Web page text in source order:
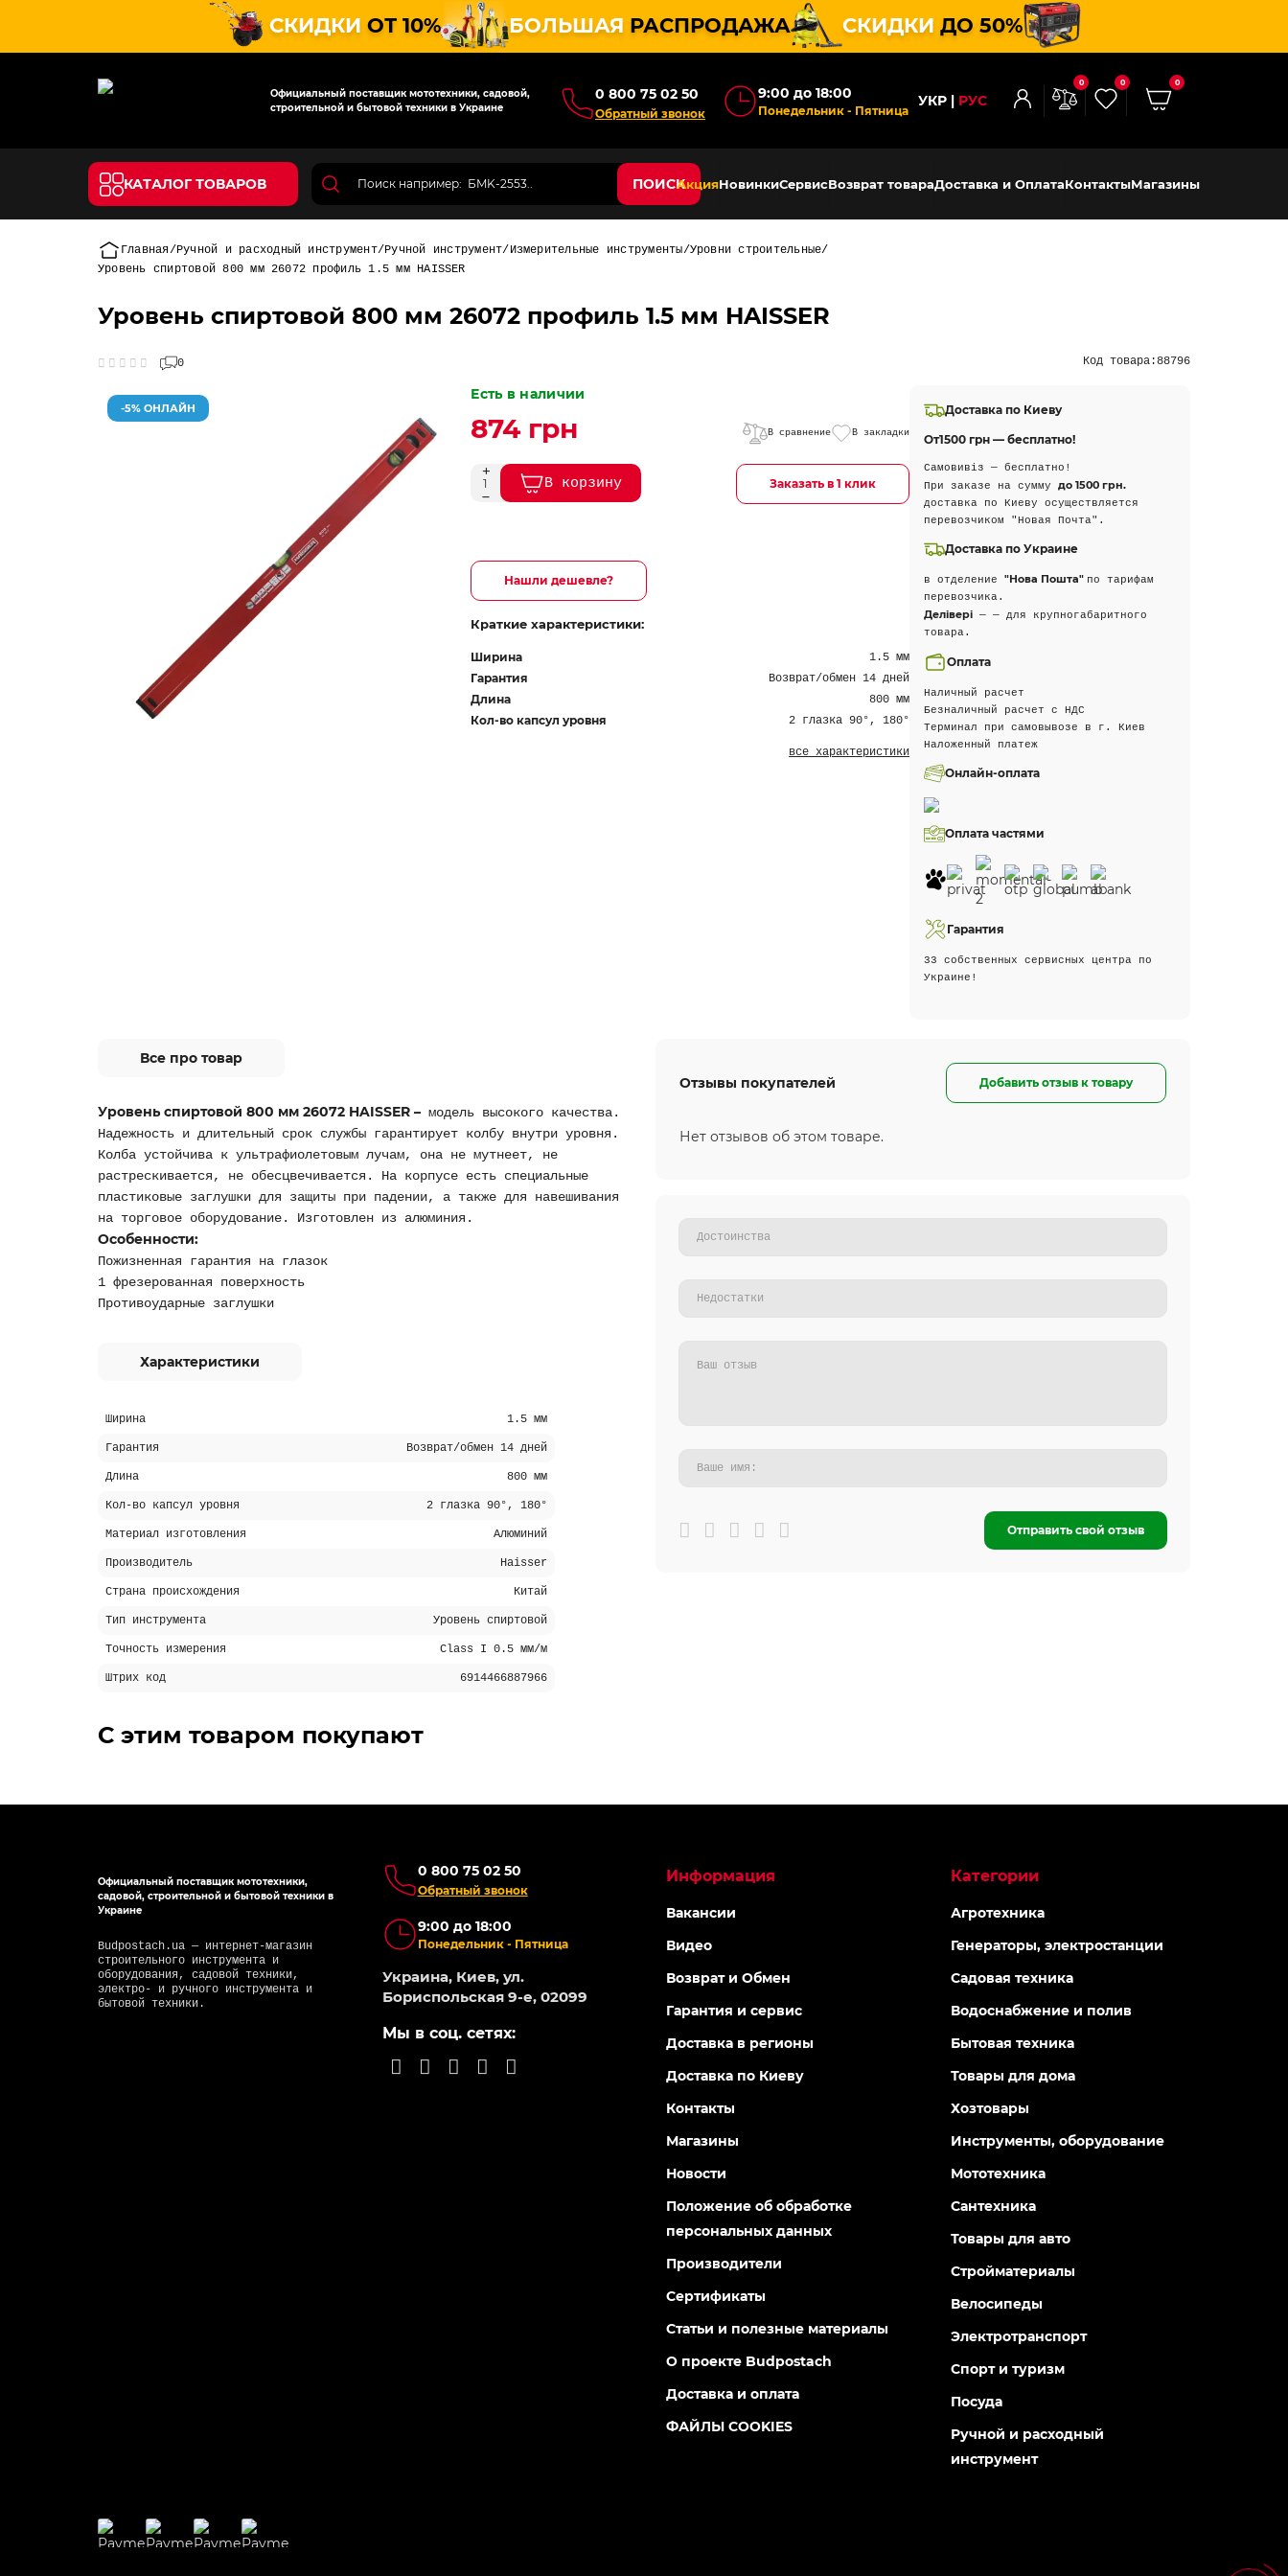
СКИДКИ ОТ 10% БОЛЬШАЯ РАСПРОДАЖА СКИДКИ ДО 50%
Официальный поставщик мототехники, садовой,
строительной и бытовой техники в Украине
0 800 75 02 50
Обратный звонок
9:00 до 18:00
Понедельник - Пятница
УКР РУС
0 0 0
КАТАЛОГ ТОВАРОВ ПОИСКАкцияНовинкиСервисВозврат товараДоставка и ОплатаКонтактыМагазины
Главная Ручной и расходный инструмент Ручной инструмент Измерительные инструменты Уровни строительные
Уровень спиртовой 800 мм 26072 профиль 1.5 мм HAISSER
Уровень спиртовой 800 мм 26072 профиль 1.5 мм HAISSER
0 Код товара:88796
-5% ОНЛАЙН
Есть в наличии
874 грн В сравнение В закладки
В корзину Заказать в 1 клик
Нашли дешевле?
Краткие характеристики:
Ширина 1.5 мм
Гарантия Возврат/обмен 14 дней
Длина 800 мм
Кол-во капсул уровня 2 глазка 90°, 180°
все характеристики
Доставка по Киеву
От1500 грн — бесплатно!
Самовивіз — бесплатно!
При заказе на суммудо 1500 грн.
доставка по Киеву осуществляется
перевозчиком "Новая Почта".
Доставка по Украине
в отделение"Нова Пошта" по тарифам
перевозчика.
Делівері — — для крупногабаритного
товара.
Оплата
Наличный расчет
Безналичный расчет с НДС
Терминал при самовывозе в г. Киев
Наложенный платеж
Онлайн-оплата
Оплата частями
Гарантия
33 собственных сервисных центра по
Украине!
Все про товар
Уровень спиртовой 800 мм 26072 HAISSER – модель высокого качества.
Надежность и длительный срок службы гарантирует колбу внутри уровня.
Колба устойчива к ультрафиолетовым лучам, она не мутнеет, не
растрескивается, не обесцвечивается. На корпусе есть специальные
пластиковые заглушки для защиты при падении, а также для навешивания
на торговое оборудование. Изготовлен из алюминия.
Особенности:
Пожизненная гарантия на глазок
1 фрезерованная поверхность
Противоударные заглушки
Характеристики
Ширина 1.5 мм
Гарантия Возврат/обмен 14 дней
Длина 800 мм
Кол-во капсул уровня 2 глазка 90°, 180°
Материал изготовления Алюминий
Производитель Haisser
Страна происхождения Китай
Тип инструмента Уровень спиртовой
Точность измерения Class I 0.5 мм/м
Штрих код 6914466887966
Отзывы покупателей Добавить отзыв к товару
Нет отзывов об этом товаре.
Отправить свой отзыв
С этим товаром покупают
Официальный поставщик мототехники,
садовой, строительной и бытовой техники в
Украине
Budpostach.ua — интернет-магазин
строительного инструмента и
оборудования, садовой техники,
электро- и ручного инструмента и
бытовой техники.
0 800 75 02 50
Обратный звонок
9:00 до 18:00
Понедельник - Пятница
Украина, Киев, ул.
Бориспольская 9-е, 02099
Мы в соц. сетях:
Информация
Вакансии
Видео
Возврат и Обмен
Гарантия и сервис
Доставка в регионы
Доставка по Киеву
Контакты
Магазины
Новости
Положение об обработке
персональных данных
Производители
Сертификаты
Статьи и полезные материалы
О проекте Budpostach
Доставка и оплата
ФАЙЛЫ COOKIES
Категории
Агротехника
Генераторы, электростанции
Садовая техника
Водоснабжение и полив
Бытовая техника
Товары для дома
Хозтовары
Инструменты, оборудование
Мототехника
Сантехника
Товары для авто
Стройматериалы
Велосипеды
Электротранспорт
Спорт и туризм
Посуда
Ручной и расходный
инструмент